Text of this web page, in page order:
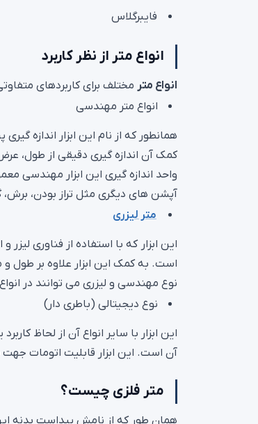
فایبرگلاس
انواع متر از نظر کاربرد
انواع متر مختلف برای کاربردهای
همانطور که از نام این ابزار اندازه
کمک آن اندازه گیری دقیقی از طول،
واحد اندازه گیری این ابزار مهندسی
آپشن های دیگری مثل تراز بودن، برش،
متر لیزری
این ابزار که با استفاده از فناوری
است. به کمک این ابزار علاوه بر طول و
نوع مهندسی و لیزری می توانند در
نوع دیجیتالی (باطری دار)
این ابزار با سایر انواع آن از لحاظ
آن است. این ابزار قابلیت اتومات
متر فلزی چیست؟
همان طور که از نامش پیداست بدنه